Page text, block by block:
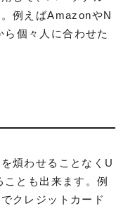
例えばAmazonやN
個々人に合わせた
煩わせることなくU
とも出来ます。例
クレジットカード